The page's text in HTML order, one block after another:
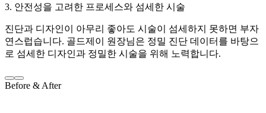
3. 안전성을 고려한 프로세스와 섬세한 시술
진단과 디자인이 아무리 좋아도 시술이 섬세하지 못하면 부자
연스럽습니다. 골드제이 원장님은 정밀 진단 데이터를 바탕으
로 섬세한 디자인과 정밀한 시술을 위해 노력합니다.
Before & After